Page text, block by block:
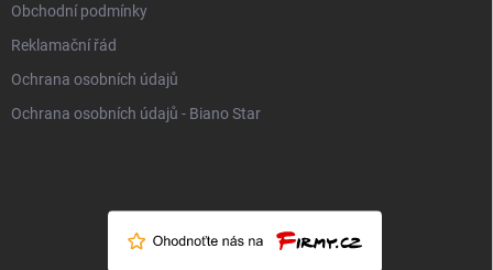
Obchodní podmínky
Reklamační řád
Ochrana osobních údajů
Ochrana osobních údajů - Biano Star